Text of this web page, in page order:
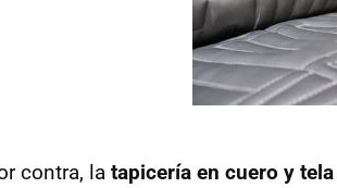
contra, la tapicería en cuero y tela